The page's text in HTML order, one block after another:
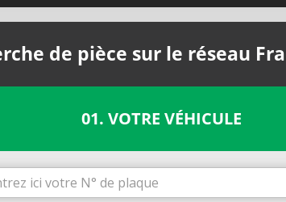
de pièce sur le réseau
01. VOTRE VÉHICULE